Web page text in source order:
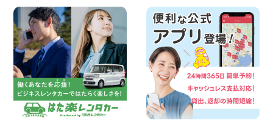
2026年08月07日
佐渡でのドライブは安全第一!交通事故に
ご注意ください 新潟県 佐渡空港店
100円レンタカー 佐渡空港
2026年08月07日
楽しい佐渡旅行を守るために!安全運転の
お願い 新潟県 両津店
100円レンタカー 両津
2026年08月07日
日産セレナが新入荷!!中川かの里店!! 愛知